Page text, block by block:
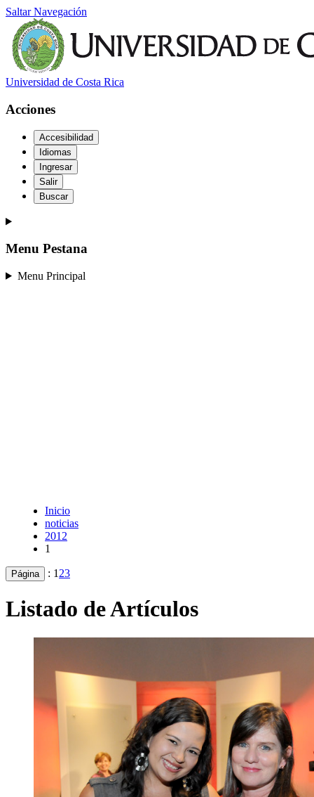
Saltar Navegación
Universidad de Costa Rica
Acciones
Accesibilidad
Idiomas
Ingresar
Salir
Buscar
Menu Pestana
Menu Principal
Inicio
noticias
2012
1
Página : 1 23
Listado de Artículos